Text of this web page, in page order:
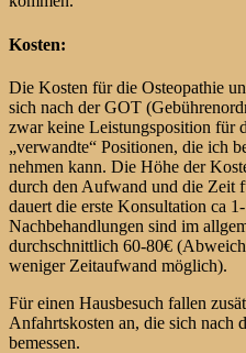
Kosten:
Die Kosten für die Osteopathie
sich nach der GOT
zwar keine Leistungsposition für
„verwandte“ Positionen, die ich
nehmen kann. Die Höhe der
durch den Aufwand und die Zeit
dauert die erste Konsultation ca
Nachbehandlungen sind im
durchschnittlich 60-80€
weniger Zeitaufwand möglich).
Für einen Hausbesuch fallen
Anfahrtskosten an, die sich nach
bemessen.